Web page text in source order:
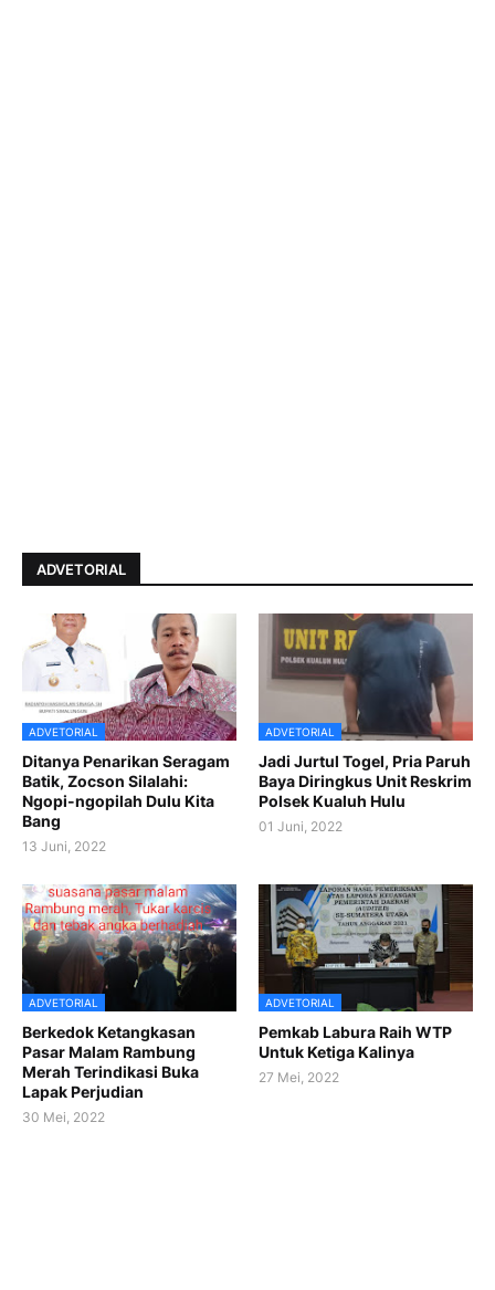
ADVETORIAL
ADVETORIAL
Ditanya Penarikan Seragam
Batik, Zocson Silalahi:
Ngopi-ngopilah Dulu Kita
Bang
13 Juni, 2022
ADVETORIAL
Jadi Jurtul Togel, Pria Paruh
Baya Diringkus Unit Reskrim
Polsek Kualuh Hulu
01 Juni, 2022
ADVETORIAL
Berkedok Ketangkasan
Pasar Malam Rambung
Merah Terindikasi Buka
Lapak Perjudian
30 Mei, 2022
ADVETORIAL
Pemkab Labura Raih WTP
Untuk Ketiga Kalinya
27 Mei, 2022